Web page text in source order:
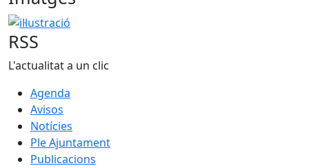
il·lustració
RSS
L'actualitat a un clic
Agenda
Avisos
Notícies
Ple Ajuntament
Publicacions